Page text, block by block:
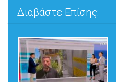
Διαβάστε Επίσης: